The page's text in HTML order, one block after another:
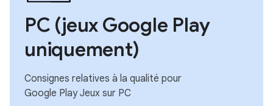
PC (jeux Google Play
uniquement)
Consignes relatives à la qualité pour
Google Play Jeux sur PC